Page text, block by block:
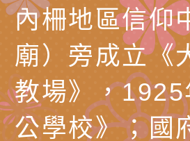
動
「小桃家4
姻怎麼翻
工作坊」
親子共學
西門國小
親職教育
情緒力？—
子溝通之
有關財團
礙者生命
「環保愛
檢送行政
月份公共
有關桃園
內柵地區信仰
廟）旁成立《
教場》，
公學校》；國